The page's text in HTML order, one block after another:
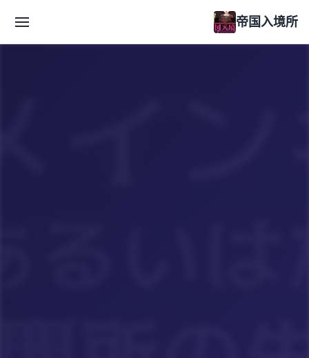
帝国入境所